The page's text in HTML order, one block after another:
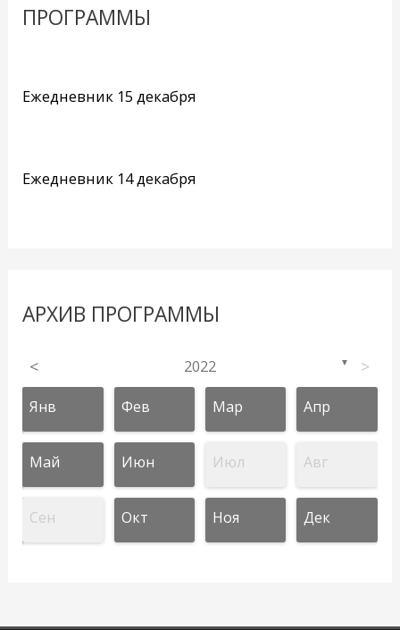
ПРОГРАММЫ
Ежедневник 15 декабря
Ежедневник 14 декабря
АРХИВ ПРОГРАММЫ
< 2022 ▼ >
Янв Фев Мар Апр
Май Июн Июл Авг
Сен Окт Ноя Дек